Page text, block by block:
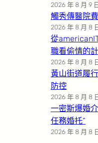
2026 年 8 月 9 日
觸秀傳醫院
2026 年 8 月 8
從
職看偷情的
2026 年 8 月 8
黃山街道履
防控
2026 年 8 月 8
一密斯爆婚
任務婚托”
2026 年 8 月 8